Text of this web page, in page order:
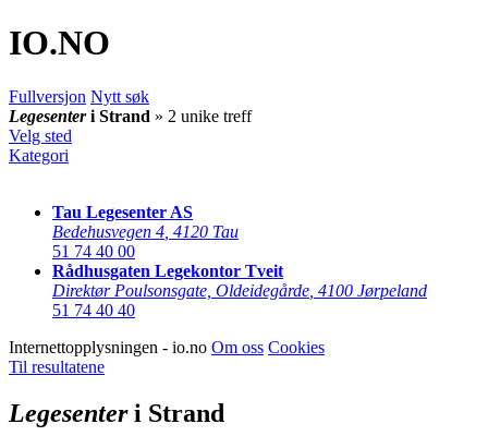
IO.NO
Fullversjon Nytt søk
Legesenteri Strand » 2 unike treff
Velg sted
Kategori
Tau Legesenter AS
Bedehusvegen 4 4120 Tau
51 74 40 00
Rådhusgaten Legekontor Tveit
Direktør Poulsonsgate, Oldeidegårde 4100 Jørpeland
51 74 40 40
Internettopplysningen - io.no Om oss Cookies
Til resultatene
Legesenteri Strand